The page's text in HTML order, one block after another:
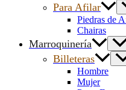
Para Afilar
Piedras de
Chairas
Marroquinería
Billeteras
Hombre
Mujer